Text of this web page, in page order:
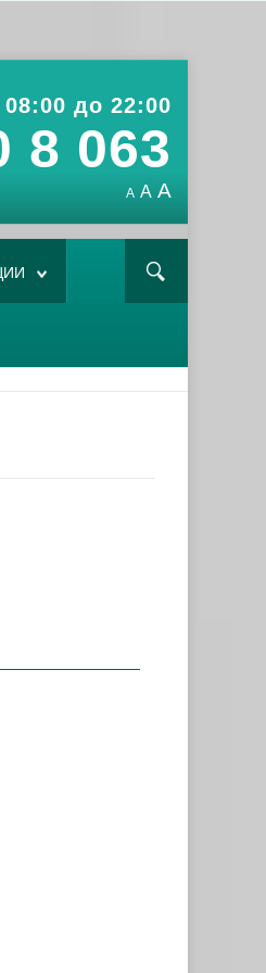
до 22:00
8 063
A A A